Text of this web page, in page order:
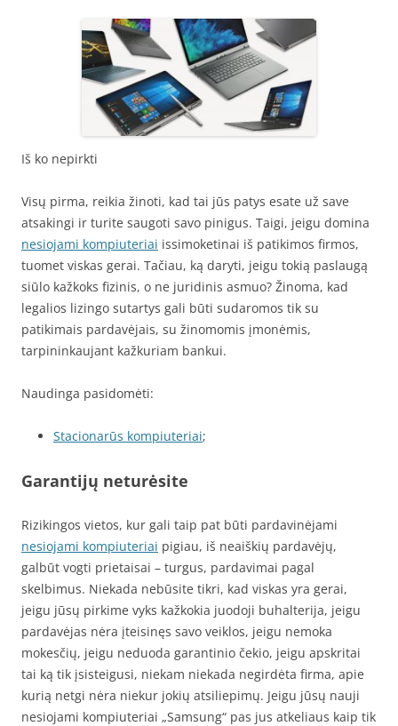
Iš ko nepirkti
Visų pirma, reikia žinoti, kad tai jūs patys esate už save
atsakingi ir turite saugoti savo pinigus. Taigi, jeigu domina
nesiojami kompiuteriai issimoketinai iš patikimos firmos,
tuomet viskas gerai. Tačiau, ką daryti, jeigu tokią paslaugą
siūlo kažkoks fizinis, o ne juridinis asmuo? Žinoma, kad
legalios lizingo sutartys gali būti sudaromos tik su
patikimais pardavėjais, su žinomomis įmonėmis,
tarpininkaujant kažkuriam bankui.
Naudinga pasidomėti:
Stacionarūs kompiuteriai;
Garantijų neturėsite
Rizikingos vietos, kur gali taip pat būti pardavinėjami
nesiojami kompiuteriai pigiau, iš neaiškių pardavėjų,
galbūt vogti prietaisai – turgus, pardavimai pagal
skelbimus. Niekada nebūsite tikri, kad viskas yra gerai,
jeigu jūsų pirkime vyks kažkokia juodoji buhalterija, jeigu
pardavėjas nėra įteisinęs savo veiklos, jeigu nemoka
mokesčių, jeigu neduoda garantinio čekio, jeigu apskritai
tai ką tik įsisteigusi, niekam niekada negirdėta firma, apie
kurią netgi nėra niekur jokių atsiliepimų. Jeigu jūsų nauji
nesiojami kompiuteriai „Samsung“ pas jus atkeliaus kaip tik